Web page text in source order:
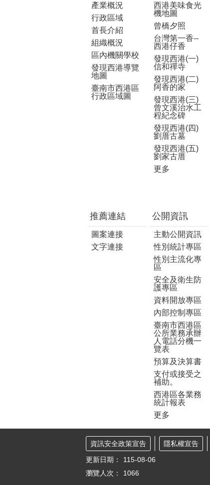
產業概況
行政區域
首長介紹
組織概況
區內機關學校
發現西港導覽
地圖
臺南市西港區
行政區域圖
西港美味食光
機地圖
曾橋夕照
台灣第一香--
西港仔香
發現西港(一)
信和禪寺
發現西港(二)
阿香的家
發現西港(三)
曾文溪治水工
程紀念碑
發現西港(四)
劉厝古墓
發現西港(五)
劉家古厝
更多
推薦連結
圖案連接
文字連接
公開資訊
主動公開資訊
性別統計專區
性別主流化專
區
安全及衛生防
護專區
資料開放專區
內部控制專區
臺南市西港區
公所業務承辦
人電話分機一
覽表
預算及決算書
支付或接受之
補助。
西港區各業務
統計報表
更多
資訊安全政策宣告 隱私權宣告
更新日期：
115-08-06
瀏覽人次：
1066